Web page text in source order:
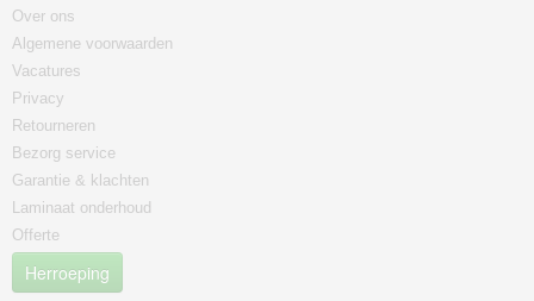
Over ons
Algemene voorwaarden
Vacatures
Privacy
Retourneren
Bezorg service
Garantie & klachten
Laminaat onderhoud
Offerte
Herroeping